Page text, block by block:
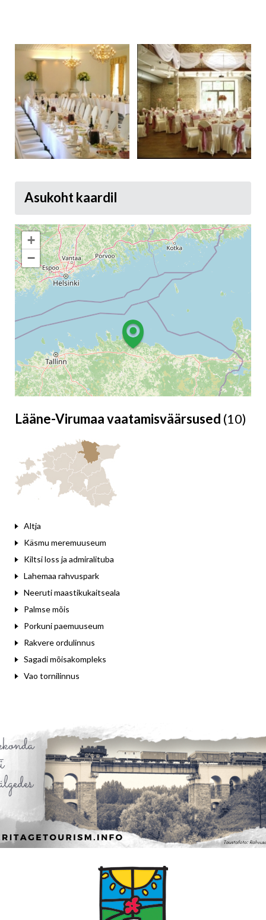
Asukoht kaardil
+
−
Lääne-Virumaa vaatamisväärsused (10)
Altja
Käsmu meremuuseum
Kiltsi loss ja admiralituba
Lahemaa rahvuspark
Neeruti maastikukaitseala
Palmse mõis
Porkuni paemuuseum
Rakvere ordulinnus
Sagadi mõisakompleks
Vao tornilinnus